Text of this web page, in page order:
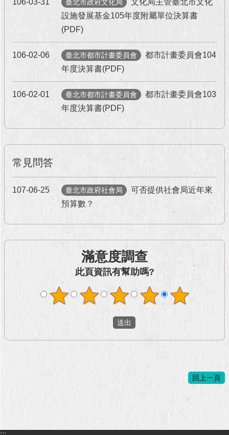
臺北市政府文化局
設施發展基金105年度附屬單位決算書
(PDF)
106-02-06 臺北市都市計畫委員會
都市計畫委員會104
年度決算書(PDF)
106-02-01 臺北市都市計畫委員會
都市計畫委員會103
年度決算書(PDF)
常見問答
107-06-25 臺北市政府社會局
可否提供社會局近年來
預算數？
滿意度調查
此頁資訊有幫助嗎?
回上一頁